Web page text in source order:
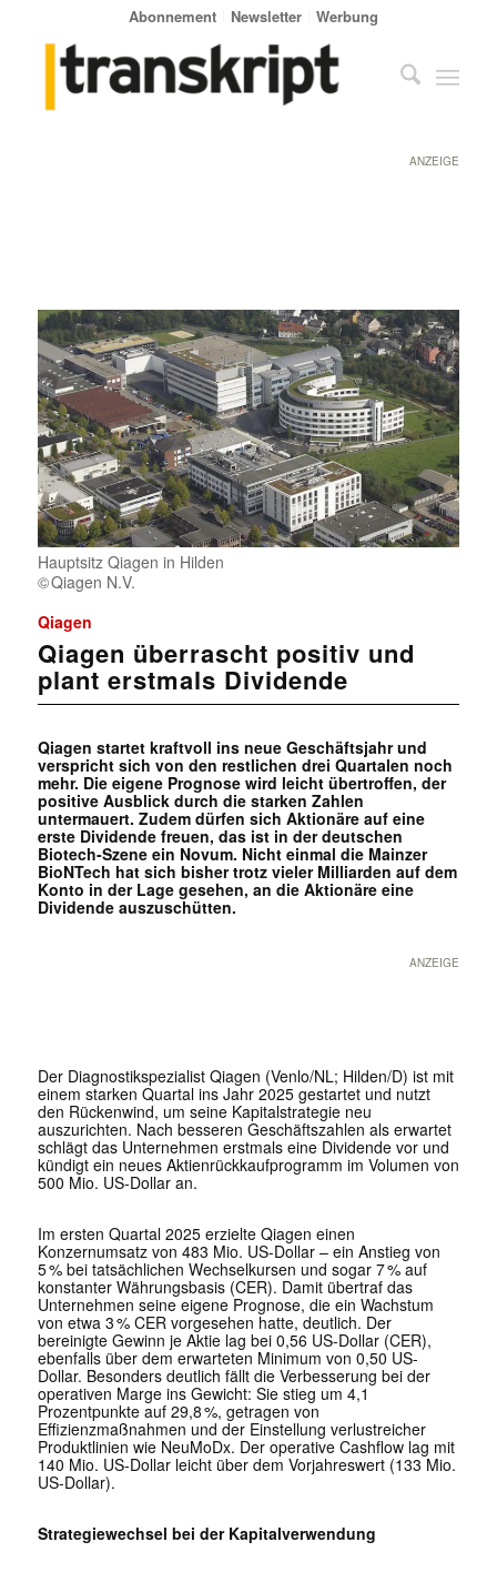
Abonnement Newsletter Werbung
ANZEIGE
Hauptsitz Qiagen in Hilden
Qiagen N.V.
Qiagen
Qiagen überrascht positiv und
plant erstmals Dividende
Qiagen startet kraftvoll ins neue Geschäftsjahr und
verspricht sich von den restlichen drei Quartalen noch
mehr. Die eigene Prognose wird leicht übertroffen, der
positive Ausblick durch die starken Zahlen
untermauert. Zudem dürfen sich Aktionäre auf eine
erste Dividende freuen, das ist in der deutschen
Biotech-Szene ein Novum. Nicht einmal die Mainzer
BioNTech hat sich bisher trotz vieler Milliarden auf dem
Konto in der Lage gesehen, an die Aktionäre eine
Dividende auszuschütten.
ANZEIGE
Der Diagnostikspezialist Qiagen (Venlo/NL; Hilden/D) ist mit
einem starken Quartal ins Jahr 2025 gestartet und nutzt
den Rückenwind, um seine Kapitalstrategie neu
auszurichten. Nach besseren Geschäftszahlen als erwartet
schlägt das Unternehmen erstmals eine Dividende vor und
kündigt ein neues Aktienrückkaufprogramm im Volumen von
500 Mio. US-Dollar an.
Im ersten Quartal 2025 erzielte Qiagen einen
Konzernumsatz von 483 Mio. US-Dollar – ein Anstieg von
5 % bei tatsächlichen Wechselkursen und sogar 7 % auf
konstanter Währungsbasis (CER). Damit übertraf das
Unternehmen seine eigene Prognose, die ein Wachstum
von etwa 3 % CER vorgesehen hatte, deutlich. Der
bereinigte Gewinn je Aktie lag bei 0,56 US-Dollar (CER),
ebenfalls über dem erwarteten Minimum von 0,50 US-
Dollar. Besonders deutlich fällt die Verbesserung bei der
operativen Marge ins Gewicht: Sie stieg um 4,1
Prozentpunkte auf 29,8 %, getragen von
Effizienzmaßnahmen und der Einstellung verlustreicher
Produktlinien wie NeuMoDx. Der operative Cashflow lag mit
140 Mio. US-Dollar leicht über dem Vorjahreswert (133 Mio.
US-Dollar).
Strategiewechsel bei der Kapitalverwendung